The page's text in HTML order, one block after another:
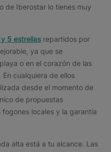
de Iberostar lo tienes muy
5 estrellas repartidos por
ya que se
o en el corazón de las
cualquiera de ellos
desde el momento de
de propuestas
locales y la garantía
alta está a tu alcance. Las